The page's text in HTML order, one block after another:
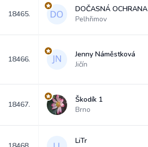
18465.
DOČASNÁ OCHRANA
Pelhřimov
18466.
Jenny Náměstková
Jičín
18467.
Škodík 1
Brno
LiTr